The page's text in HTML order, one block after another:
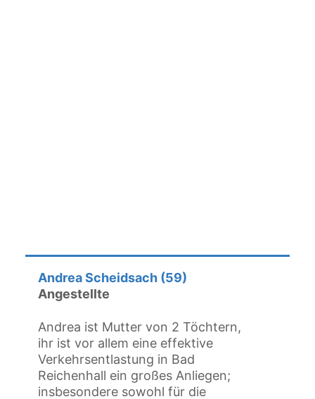
Andrea Scheidsach (59)
Angestellte
Andrea ist Mutter von 2 Töchtern,
ihr ist vor allem eine effektive
Verkehrsentlastung in Bad
Reichenhall ein großes Anliegen;
insbesondere sowohl für die